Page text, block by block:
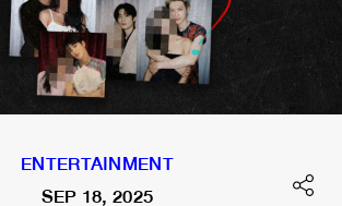
ENTERTAINMENT
SEP 18, 2025